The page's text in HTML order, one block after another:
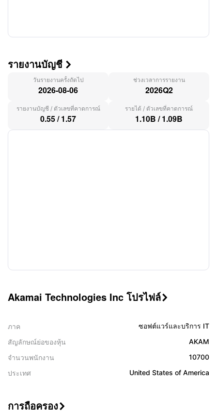
รายงานบัญชี 
วันรายงานครั้งถัดไป
2026-08-06
ช่วงเวลาการรายงาน
2026Q2
รายงานบัญชี/ ตัวเลขที่คาดการณ์
0.55/ 1.57
รายได้ / ตัวเลขที่คาดการณ์
1.10B / 1.09B
Akamai Technologies Inc โปรไฟล์
ภาค
ซอฟต์แวร์และบริการ IT
สัญลักษณ์ย่อของหุ้น
AKAM
จำนวนพนักงาน
10700
ประเทศ
United States of America
การถือครอง